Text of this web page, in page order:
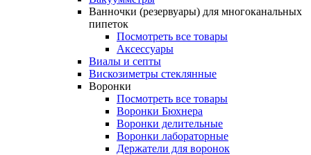
Ванночки (резервуары) для многоканальных
пипеток
Посмотреть все товары
Аксессуары
Виалы и септы
Вискозиметры стеклянные
Воронки
Посмотреть все товары
Воронки Бюхнера
Воронки делительные
Воронки лабораторные
Держатели для воронок